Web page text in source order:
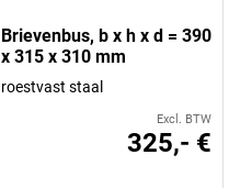
Brievenbus, b x h x d = 390
x 315 x 310 mm
roestvast staal
Excl. BTW
325,- €